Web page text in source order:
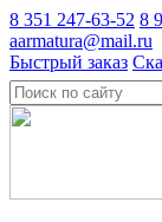
8 351 247-63-52 8
aarmatura@mail.ru
Быстрый заказ